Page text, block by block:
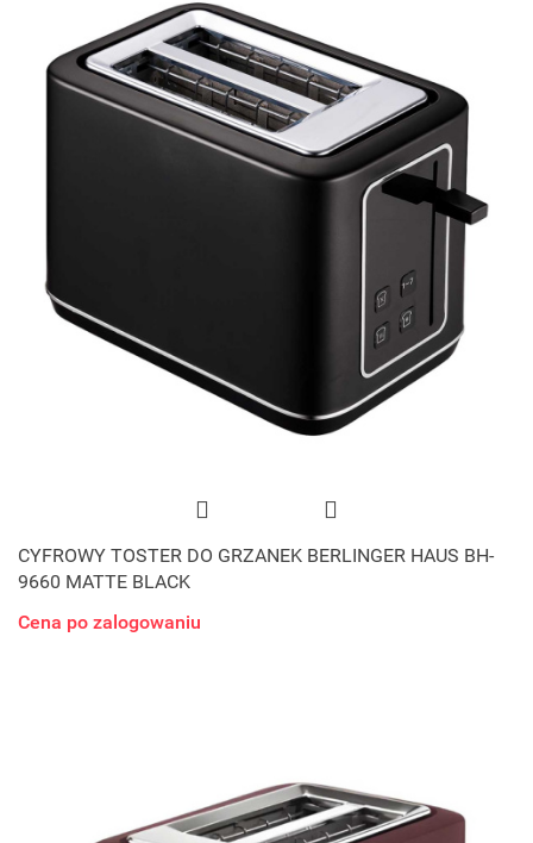
CYFROWY TOSTER DO GRZANEK BERLINGER HAUS BH-
9660 MATTE BLACK
Cena po zalogowaniu